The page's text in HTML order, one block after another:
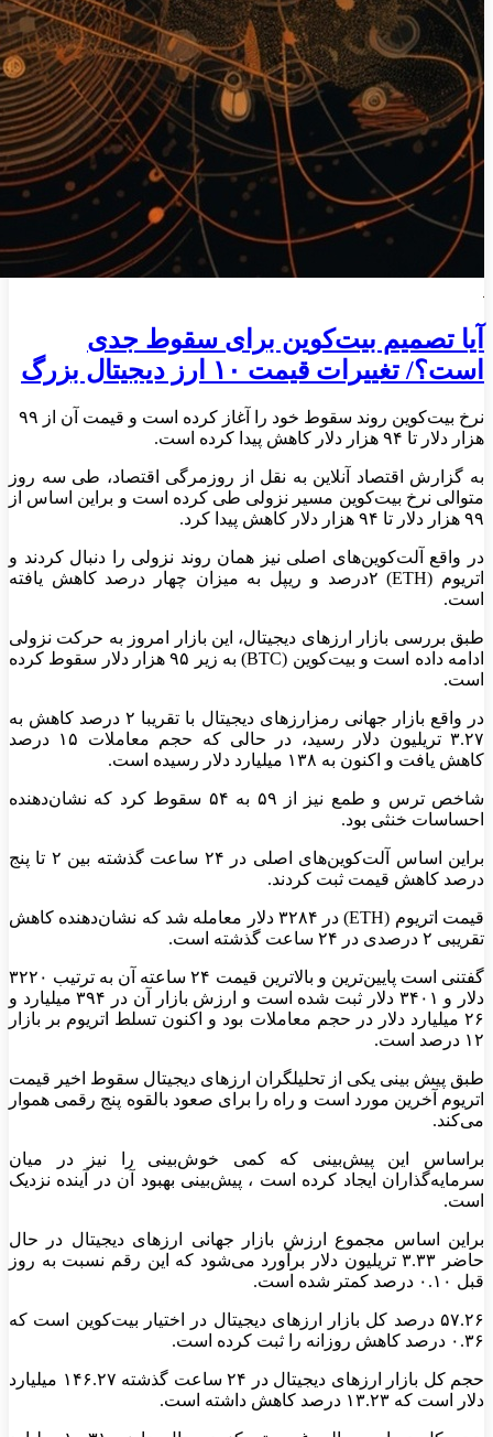
آیا تصمیم بیت‌کوین برای سقوط جدی
است؟/ تغییرات قیمت ۱۰ ارز دیجیتال بزرگ
نرخ بیت‌کوین روند سقوط خود را آغاز کرده است و قیمت آن از ۹۹
هزار دلار تا ۹۴ هزار دلار کاهش پیدا کرده است.
به گزارش اقتصاد آنلاین به نقل از روزمرگی اقتصاد، طی سه روز
متوالی نرخ بیت‌کوین مسیر نزولی طی کرده است و براین اساس از
۹۹ هزار دلار تا ۹۴ هزار دلار کاهش پیدا کرد.
در واقع آلت‌کوین‌های اصلی نیز همان روند نزولی را دنبال کردند و
اتریوم (ETH) ۲درصد و ریپل به میزان چهار درصد کاهش یافته
است.
طبق بررسی بازار ارزهای دیجیتال، این بازار امروز به حرکت نزولی
ادامه داده است و بیت‌کوین (BTC) به زیر ۹۵ هزار دلار سقوط کرده
است.
در واقع بازار جهانی رمزارزهای دیجیتال با تقریبا ۲ درصد کاهش به
۳.۲۷ تریلیون دلار رسید، در حالی که حجم معاملات ۱۵ درصد
کاهش یافت و اکنون به ۱۳۸ میلیارد دلار رسیده است.
شاخص ترس و طمع نیز از ۵۹ به ۵۴ سقوط کرد که نشان‌دهنده
احساسات خنثی بود.
براین اساس آلت‌کوین‌های اصلی در ۲۴ ساعت گذشته بین ۲ تا پنج
درصد کاهش قیمت ثبت کردند.
قیمت اتریوم (ETH) در ۳۲۸۴ دلار معامله شد که نشان‌دهنده کاهش
تقریبی ۲ درصدی در ۲۴ ساعت گذشته است.
گفتنی است پایین‌ترین و بالاترین قیمت ۲۴ ساعته آن به ترتیب ۳۲۲۰
دلار و ۳۴۰۱ دلار ثبت شده است و ارزش بازار آن در ۳۹۴ میلیارد و
۲۶ میلیارد دلار در حجم معاملات بود و اکنون تسلط اتریوم بر بازار
۱۲ درصد است.
طبق پیش بینی یکی از تحلیلگران ارزهای دیجیتال سقوط اخیر قیمت
اتریوم آخرین مورد است و راه را برای صعود بالقوه پنج رقمی هموار
می‌کند.
براساس این پیش‌بینی که کمی خوش‌بینی را نیز در میان
سرمایه‌گذاران ایجاد کرده است ، پیش‌بینی بهبود آن در آینده نزدیک
است.
براین اساس مجموع ارزش بازار جهانی ارزهای دیجیتال در حال
حاضر ۳.۳۳ تریلیون دلار برآورد می‌شود که این رقم نسبت به روز
قبل ۰.۱۰ درصد کمتر شده است.
۵۷.۲۶ درصد کل بازار ارزهای دیجیتال در اختیار بیت‌کوین است که
۰.۳۶ درصد کاهش روزانه را ثبت کرده است.
حجم کل بازار ارزهای دیجیتال در ۲۴ ساعت گذشته ۱۴۶.۲۷ میلیارد
دلار است که ۱۳.۲۳ درصد کاهش داشته است.